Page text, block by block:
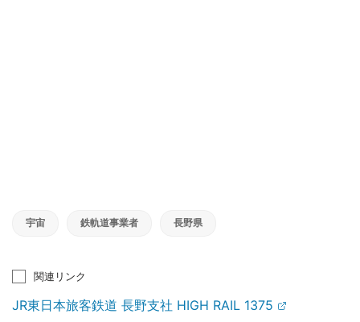
宇宙 鉄軌道事業者 長野県
関連リンク
JR東日本旅客鉄道 長野支社 HIGH RAIL 1375